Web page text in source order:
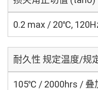
0.2 max / 20℃,
耐久性 规定温度/规
105℃ / 2000hrs / 叠